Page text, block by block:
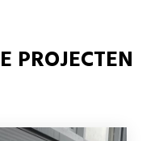
PROJECTEN